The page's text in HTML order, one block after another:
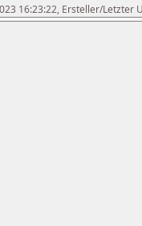
16:23:22, Ersteller/Letzter